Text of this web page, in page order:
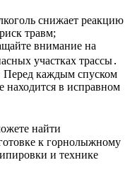
снижает реакцию
травм;
внимание на
участках трассы․
Перед каждым спуском
находится в исправном
найти
к горнолыжному
и технике